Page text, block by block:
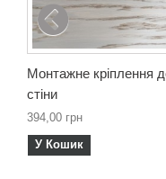
Монтажне кріплення
стіни
394,00 грн
У Кошик